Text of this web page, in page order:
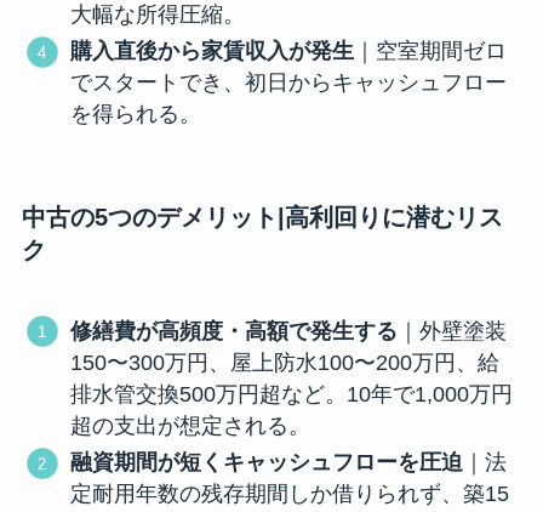
大幅な所得圧縮。
購入直後から家賃収入が発生 ｜空室期間ゼロ
でスタートでき、初日からキャッシュフロー
を得られる。
中古の5つのデメリット|高利回りに潜むリス
ク
修繕費が高頻度・高額で発生する ｜外壁塗装
150〜300万円、屋上防水100〜200万円、給
排水管交換500万円超など。10年で1,000万円
超の支出が想定される。
融資期間が短くキャッシュフローを圧迫 ｜法
定耐用年数の残存期間しか借りられず、築15